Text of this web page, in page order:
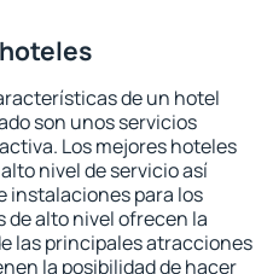
de un hotel
son unos servicios
Los mejores hoteles
nivel de servicio así
instalaciones para los
de alto nivel ofrecen la
las principales atracciones
la posibilidad de hacer